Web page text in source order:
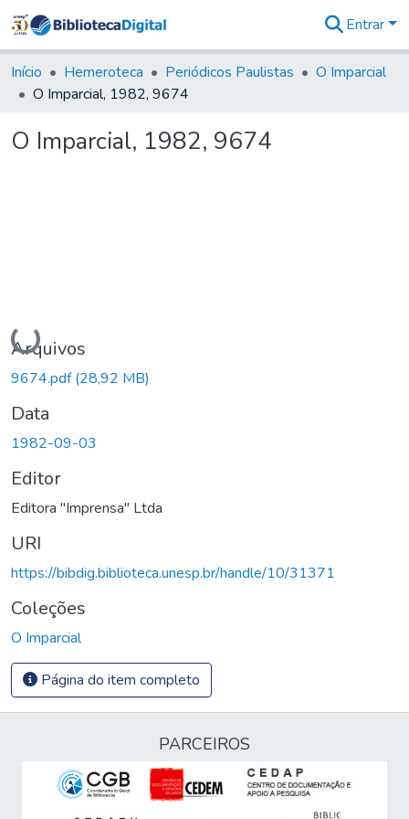
&
Coleções
Tudo na
Digital
Entrar
Início Hemeroteca Periódicos Paulistas
O Imparcial
O Imparcial, 1982, 9674
O Imparcial, 1982, 9674
Carregando...
Arquivos
9674.pdf(28,92 MB)
Data
1982-09-03
Editor
Editora "Imprensa" Ltda
URI
https://bibdig.biblioteca.unesp.br/handle/10/31371
Coleções
O Imparcial
Página do item completo
PARCEIROS